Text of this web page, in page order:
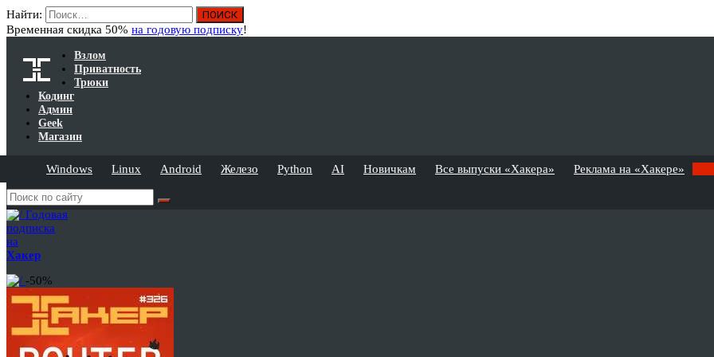
Найти:
Временная скидка 50% на годовую подписку!
Взлом
Приватность
Трюки
Кодинг
Админ
Geek
Магазин
Windows Linux Android Железо Python AI Новичкам Все выпуски «Хакера» Реклама на «Хакере»
Годовая
подписка
на
Хакер
-50%